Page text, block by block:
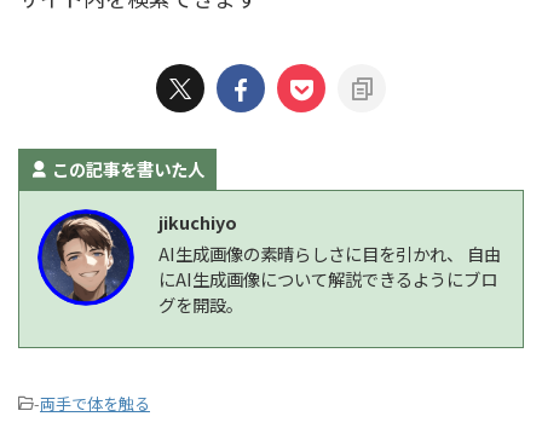
この記事を書いた人
jikuchiyo
AI生成画像の素晴らしさに目を引かれ、 自由
にAI生成画像について解説できるようにブロ
グを開設。
-両手で体を触る